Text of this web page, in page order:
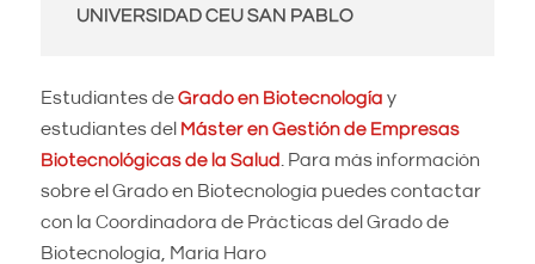
UNIVERSIDAD CEU SAN PABLO
Estudiantes deGrado en Biotecnología y
estudiantes del Máster en Gestión de Empresas
Biotecnológicas de la Salud
. Para más información
sobre el Grado en Biotecnología puedes contactar
con la Coordinadora de Prácticas del Grado de
Biotecnología, María Haro